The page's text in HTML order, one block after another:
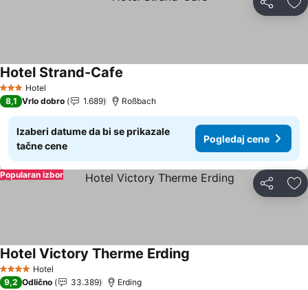
Deli
3 Zvezdice
Hotel
Hotel Strand-Cafe
8,1 Vrlo dobro 1.689 Roßbach
Izaberi datume da bi se prikazale
tačne cene
Pogledaj cene
Deli
Popularan izbor
4 ZvezdiceHotel
Hotel Victory Therme Erding
9,2 Odlično 33.389 Erding